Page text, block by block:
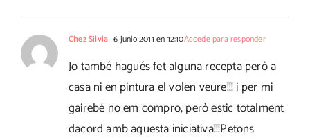
Chez Silvia 6 junio 2011 en 12:10Accede para responder
Jo també hagués fet alguna recepta però a
casa ni en pintura el volen veure!!! i per mi
gairebé no em compro, però estic totalment
dacord amb aquesta iniciativa!!!Petons